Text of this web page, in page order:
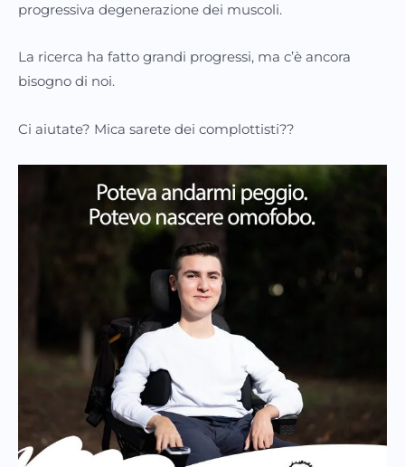
progressiva degenerazione dei muscoli.
La ricerca ha fatto grandi progressi, ma c’è ancora
bisogno di noi.
Ci aiutate? Mica sarete dei complottisti??